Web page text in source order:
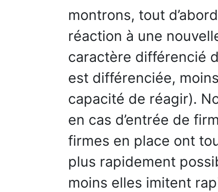
montrons, tout
réaction à une
caractère différencié
est différenciée,
capacité de réagir).
en cas d’entrée de
firmes en place ont
plus rapidement
moins elles imitent